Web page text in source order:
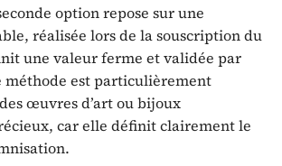
option repose sur une
réalisée lors de la souscription du
une valeur ferme et validée par
méthode est particulièrement
œuvres d’art ou bijoux
car elle définit clairement le